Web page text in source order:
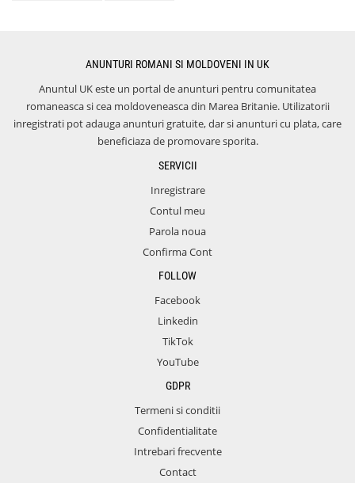
ANUNTURI ROMANI SI MOLDOVENI IN UK
Anuntul UK este un portal de anunturi pentru comunitatea
romaneasca si cea moldoveneasca din Marea Britanie. Utilizatorii
inregistrati pot adauga anunturi gratuite, dar si anunturi cu plata, care
beneficiaza de promovare sporita.
SERVICII
Inregistrare
Contul meu
Parola noua
Confirma Cont
FOLLOW
Facebook
Linkedin
TikTok
YouTube
GDPR
Termeni si conditii
Confidentialitate
Intrebari frecvente
Contact